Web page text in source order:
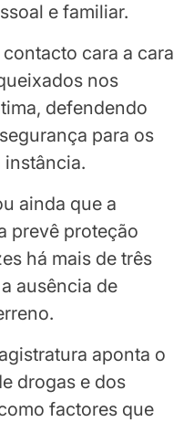
e familiar.
cara a cara
nos
defendendo
para os
instância.
ainda que a
prevê proteção
há mais de três
ausência de
aponta o
drogas e dos
factores que